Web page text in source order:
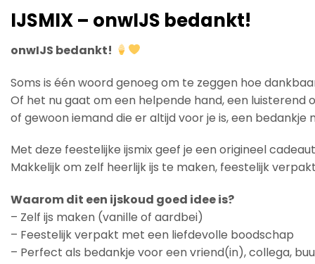
IJSMIX – onwIJS bedankt!
onwIJS bedankt!
Soms is één woord genoeg om te zeggen hoe
Of het nu gaat om een helpende hand, een luisterend
of gewoon iemand die er altijd voor je is, een bedankje
Met deze feestelijke ijsmix geef je een origineel
Makkelijk om zelf heerlijk ijs te maken, feestelijk
Waarom dit een ijskoud goed idee is?
– Zelf ijs maken (vanille of aardbei)
– Feestelijk verpakt met een liefdevolle boodschap
– Perfect als bedankje voor een vriend(in), collega,